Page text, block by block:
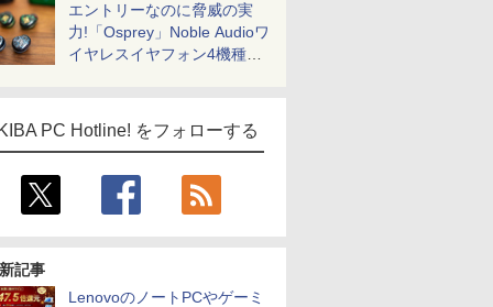
エントリーなのに脅威の実
力!「Osprey」Noble Audioワ
イヤレスイヤフォン4機種を
PC Hotline! をフォローする
記事
LenovoのノートPCやゲーミ